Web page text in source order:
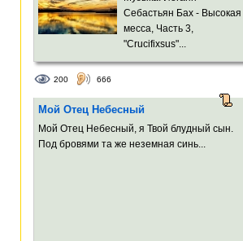
Себастьян Бах - Высокая
месса, Часть 3,
"Crucifixsus"...
200 666
Мой Отец Небесный
Мой Отец Небесный, я Твой блудный сын.
Под бровями та же неземная синь...